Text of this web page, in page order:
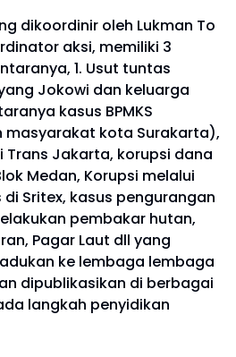
dikoordinir oleh Lukman To
aksi, memiliki 3
1. Usut tuntas
Jokowi dan keluarga
kasus BPMKS
masyarakat kota Surakarta),
Trans Jakarta, korupsi dana
Medan, Korupsi melalui
Sritex, kasus pengurangan
pembakar hutan,
Pagar Laut dll yang
ke lembaga lembaga
dipublikasikan di berbagai
langkah penyidikan